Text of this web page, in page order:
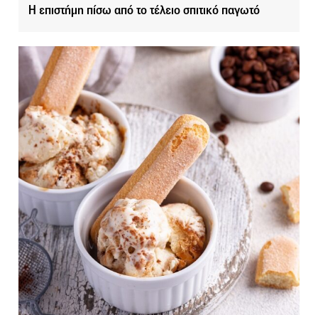
Η επιστήμη πίσω από το τέλειο σπιτικό παγωτό